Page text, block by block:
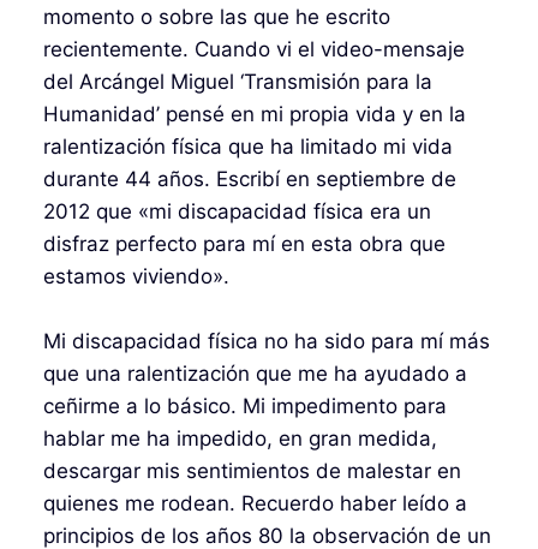
momento o sobre las que he escrito
recientemente. Cuando vi el video-mensaje
del Arcángel Miguel ‘Transmisión para la
Humanidad’ pensé en mi propia vida y en la
ralentización física que ha limitado mi vida
durante 44 años. Escribí en septiembre de
2012 que «mi discapacidad física era un
disfraz perfecto para mí en esta obra que
estamos viviendo».
Mi discapacidad física no ha sido para mí más
que una ralentización que me ha ayudado a
ceñirme a lo básico. Mi impedimento para
hablar me ha impedido, en gran medida,
descargar mis sentimientos de malestar en
quienes me rodean. Recuerdo haber leído a
principios de los años 80 la observación de un